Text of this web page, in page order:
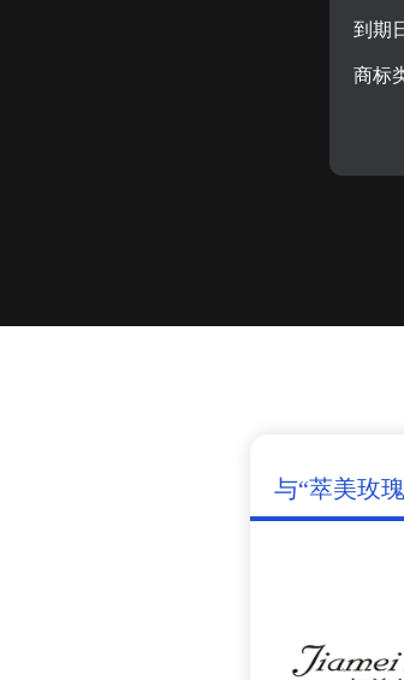
到期
商标
与“萃美玫